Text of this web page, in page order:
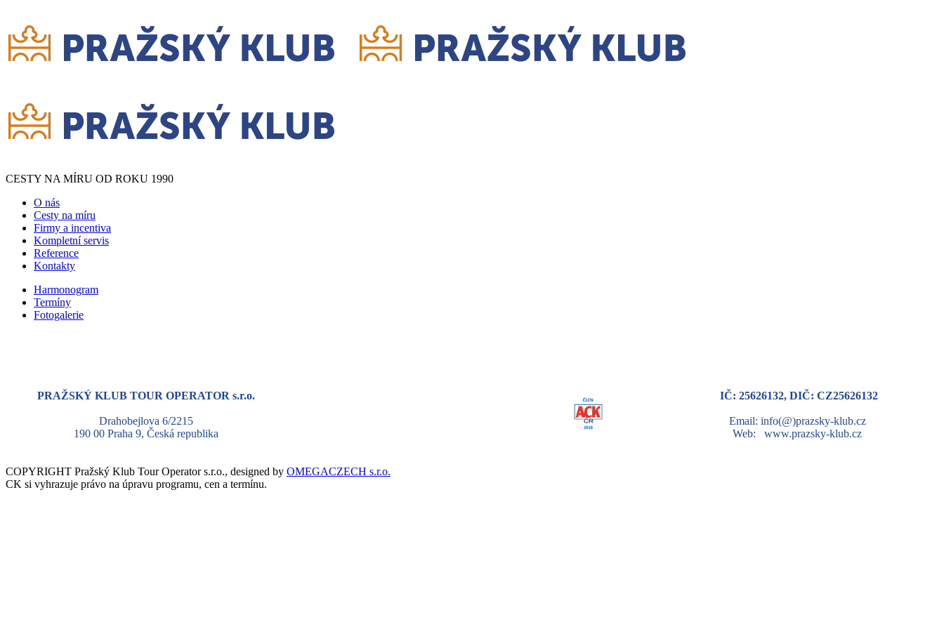
CESTY NA MÍRU OD ROKU 1990
O nás
Cesty na míru
Firmy a incentiva
Kompletní servis
Reference
Kontakty
Harmonogram
Termíny
Fotogalerie
PRAŽSKÝ KLUB TOUR OPERATOR s.r.o.
Drahobejlova 6/2215
190 00 Praha 9, Česká republika
IČ: 25626132, DIČ: CZ25626132
Email: info(@)prazsky-klub.cz
Web: www.prazsky-klub.cz
COPYRIGHT Pražský Klub Tour Operator s.r.o., designed by OMEGACZECH s.r.o.
CK si vyhrazuje právo na úpravu programu, cen a termínu.